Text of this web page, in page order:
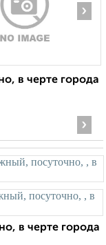
›
в черте города
›
в черте города